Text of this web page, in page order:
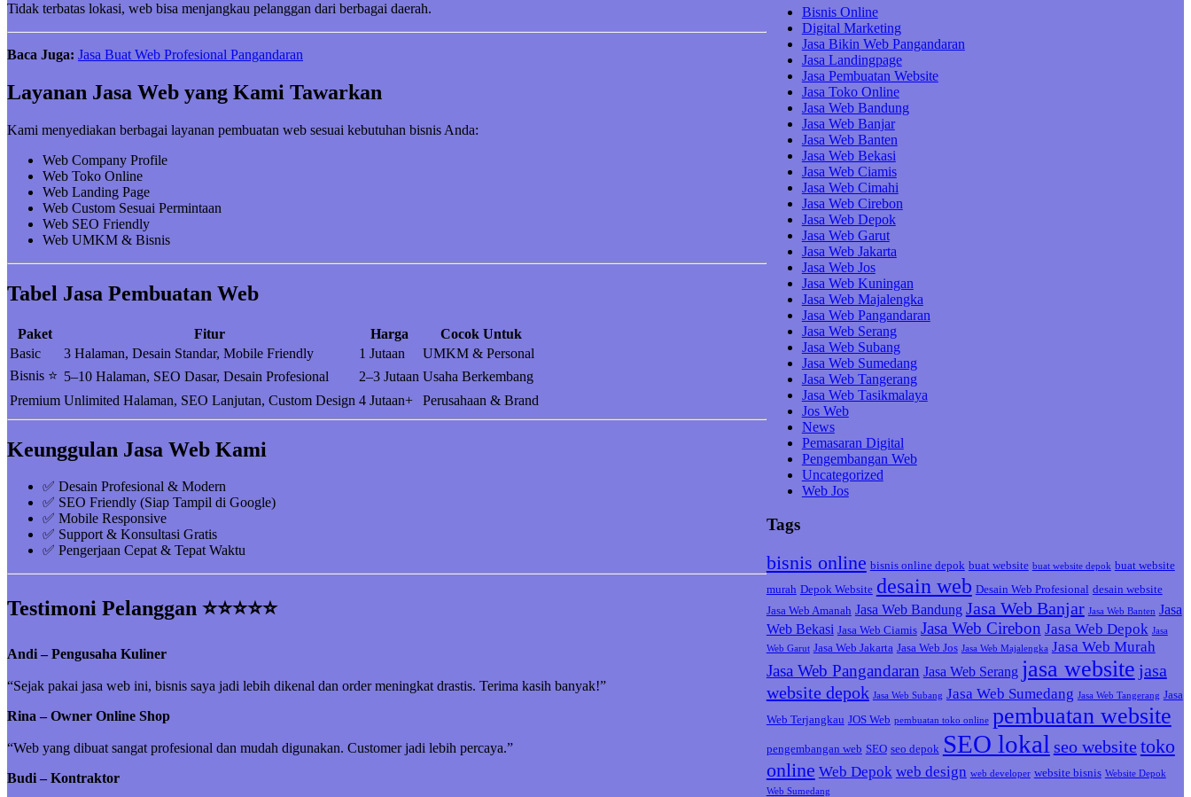
Tidak terbatas lokasi, web bisa menjangkau pelanggan dari berbagai daerah.
Baca Juga: Jasa Buat Web Profesional Pangandaran
Layanan Jasa Web yang Kami Tawarkan
Kami menyediakan berbagai layanan pembuatan web sesuai kebutuhan bisnis Anda:
Web Company Profile
Web Toko Online
Web Landing Page
Web Custom Sesuai Permintaan
Web SEO Friendly
Web UMKM & Bisnis
Tabel Jasa Pembuatan Web
Paket Fitur Harga
Cocok Untuk
Basic
3 Halaman, Desain Standar, Mobile Friendly 1 Jutaan
UMKM & Personal
Bisnis ⭐ 5–10 Halaman, SEO Dasar, Desain Profesional 2–3 Jutaan Usaha Berkembang
Premium Unlimited Halaman, SEO Lanjutan, Custom Design 4 Jutaan+ Perusahaan & Brand
Keunggulan Jasa Web Kami
✅ Desain Profesional & Modern
✅ SEO Friendly (Siap Tampil di Google)
✅ Mobile Responsive
✅ Support & Konsultasi Gratis
✅ Pengerjaan Cepat & Tepat Waktu
Testimoni Pelanggan ⭐⭐⭐⭐⭐
Andi – Pengusaha Kuliner
“Sejak pakai jasa web ini, bisnis saya jadi lebih dikenal dan order meningkat drastis. Terima kasih banyak!”
Rina – Owner Online Shop
“Web yang dibuat sangat profesional dan mudah digunakan. Customer jadi lebih percaya.”
Budi – Kontraktor
Bisnis Online
Digital Marketing
Jasa Bikin Web Pangandaran
Jasa Landingpage
Jasa Pembuatan Website
Jasa Toko Online
Jasa Web Bandung
Jasa Web Banjar
Jasa Web Banten
Jasa Web Bekasi
Jasa Web Ciamis
Jasa Web Cimahi
Jasa Web Cirebon
Jasa Web Depok
Jasa Web Garut
Jasa Web Jakarta
Jasa Web Jos
Jasa Web Kuningan
Jasa Web Majalengka
Jasa Web Pangandaran
Jasa Web Serang
Jasa Web Subang
Jasa Web Sumedang
Jasa Web Tangerang
Jasa Web Tasikmalaya
Jos Web
News
Pemasaran Digital
Pengembangan Web
Uncategorized
Web Jos
Tags
bisnis online bisnis online depok buat website buat website depok buat website
murah Depok Website desain web Desain Web Profesional desain website
Jasa Web Amanah Jasa Web Bandung Jasa Web Banjar Jasa Web Banten Jasa
Web Bekasi Jasa Web Ciamis Jasa Web Cirebon Jasa Web Depok Jasa
Web Garut Jasa Web Jakarta Jasa Web Jos Jasa Web Majalengka Jasa Web Murah
Jasa Web Pangandaran Jasa Web Serang jasa website jasa
website depok Jasa Web Subang Jasa Web Sumedang Jasa Web Tangerang Jasa
Web Terjangkau JOS Web pembuatan toko online pembuatan website
pengembangan web SEO seo depok SEO lokal seo website toko
online Web Depok web design web developer website bisnis Website Depok
Web Sumedang